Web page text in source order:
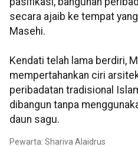
secara ajaib ke tempat
Masehi.
Kendati telah lama berdiri,
mempertahankan ciri
peribadatan tradisional
dibangun tanpa
daun sagu.
Pewarta: Shariva Alaidrus